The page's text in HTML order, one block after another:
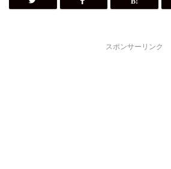
スポンサーリンク